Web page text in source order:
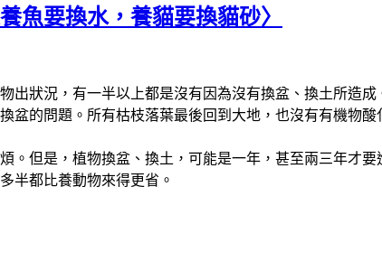
魚要換水，養貓要換貓砂〉
出狀況，有一半以上都是沒有因為沒有換盆、換土所造成
盆的問題。所有枯枝落葉最後回到大地，也沒有有機物
。但是，植物換盆、換土，可能是一年，甚至兩三年才
半都比養動物來得更省。